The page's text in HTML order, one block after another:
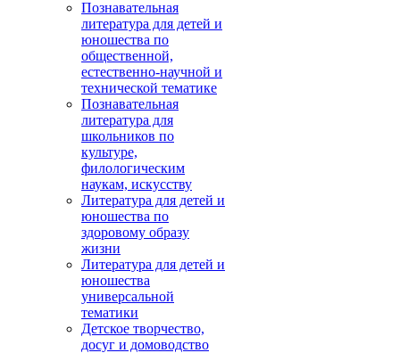
Познавательная
литература для детей и
юношества по
общественной,
естественно-научной и
технической тематике
Познавательная
литература для
школьников по
культуре,
филологическим
наукам, искусству
Литература для детей и
юношества по
здоровому образу
жизни
Литература для детей и
юношества
универсальной
тематики
Детское творчество,
досуг и домоводство